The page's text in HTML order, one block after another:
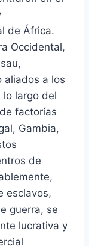
de África.
Occidental,
aliados a los
lo largo del
factorías
Gambia,
de
esclavos,
guerra, se
lucrativa y